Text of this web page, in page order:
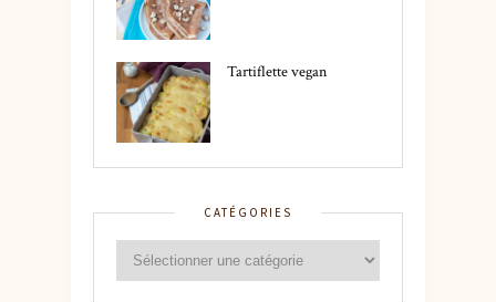
Tartiflette vegan
CATÉGORIES